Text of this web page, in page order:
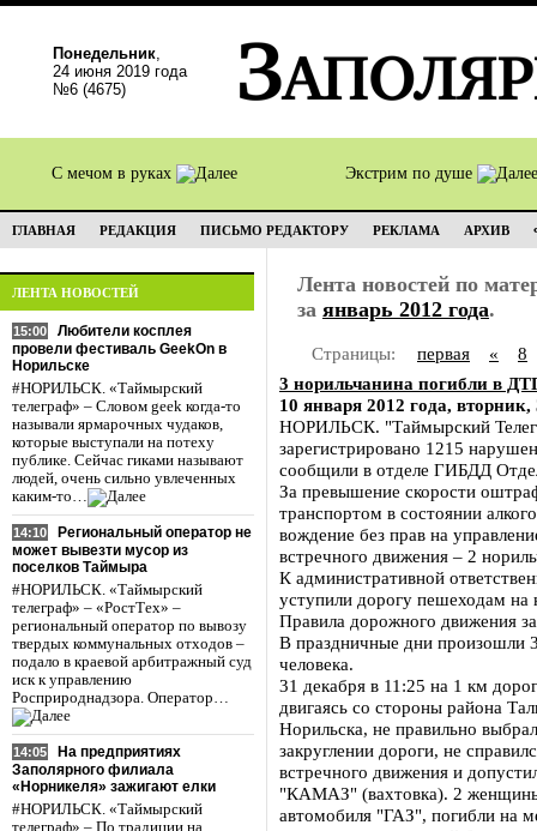
Понедельник,
24 июня 2019 года
№6 (4675)
С мечом в руках Экстрим по душе
ГЛАВНАЯ РЕДАКЦИЯ ПИСЬМО РЕДАКТОРУ РЕКЛАМА АРХИВ
ЛЕНТА НОВОСТЕЙ
15:00
Любители косплея
провели фестиваль GeekOn в
Норильске
#НОРИЛЬСК. «Таймырский
телеграф» – Словом geek когда-то
называли ярмарочных чудаков,
которые выступали на потеху
публике. Сейчас гиками называют
людей, очень сильно увлеченных
каким-то…
14:10
Региональный оператор не
может вывезти мусор из
поселков Таймыра
#НОРИЛЬСК. «Таймырский
телеграф» – «РостТех» –
региональный оператор по вывозу
твердых коммунальных отходов –
подало в краевой арбитражный суд
иск к управлению
Росприроднадзора. Оператор…
14:05
На предприятиях
Заполярного филиала
«Норникеля» зажигают елки
#НОРИЛЬСК. «Таймырский
телеграф» – По традиции на
Лента новостей по
за январь 2012 года.
Страницы: первая «
8
3 норильчанина погибли в
10 января 2012 года, вторник,
НОРИЛЬСК. "Таймырский
зарегистрировано 1215
сообщили в отделе ГИБДД
За превышение скорости
транспортом в состоянии
вождение без прав на
встречного движения – 2
К административной
уступили дорогу пешеходам
Правила дорожного движения
В праздничные дни произошли
человека.
31 декабря в 11:25 на 1 км
двигаясь со стороны района
Норильска, не правильно
закруглении дороги, не
встречного движения и
"КАМАЗ" (вахтовка). 2
автомобиля "ГАЗ", погибли на